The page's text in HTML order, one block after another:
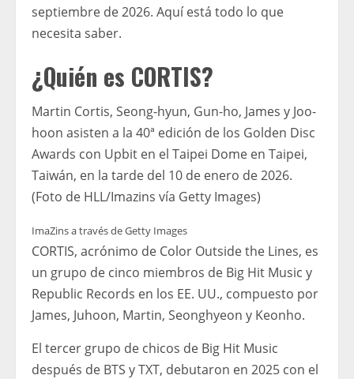
septiembre de 2026. Aquí está todo lo que
necesita saber.
¿Quién es CORTIS?
Martin Cortis, Seong-hyun, Gun-ho, James y Joo-
hoon asisten a la 40ª edición de los Golden Disc
Awards con Upbit en el Taipei Dome en Taipei,
Taiwán, en la tarde del 10 de enero de 2026.
(Foto de HLL/Imazins vía Getty Images)
ImaZins a través de Getty Images
CORTIS, acrónimo de Color Outside the Lines, es
un grupo de cinco miembros de Big Hit Music y
Republic Records en los EE. UU., compuesto por
James, Juhoon, Martin, Seonghyeon y Keonho.
El tercer grupo de chicos de Big Hit Music
después de BTS y TXT, debutaron en 2025 con el